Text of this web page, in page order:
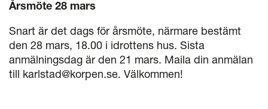
Årsmöte 28 mars
Snart är det dags för årsmöte, närmare bestämt
den 28 mars, 18.00 i idrottens hus. Sista
anmälningsdag är den 21 mars. Maila din anmälan
till karlstad@korpen.se. Välkommen!